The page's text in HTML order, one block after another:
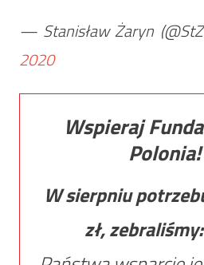
— Stanisław Żaryn
2020
Wspieraj
Polonia!
W sierpniu
zł, zebraliśmy: